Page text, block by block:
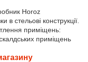
Horoz
в стельові конструкції.
приміщень:
приміщень